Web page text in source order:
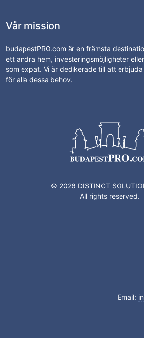
Vår mission
budapestPRO.com är en främsta
ett andra hem, investeringsmöjligheter
som expat. Vi är dedikerade till att
för alla dessa behov.
© 2026 DISTINCT
All rights reserved.
Email: